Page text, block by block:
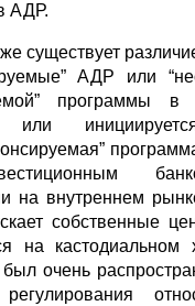
АДР.
существует
АДР или
программы
или
на внутреннем
собственные
на кастодиальном
очень